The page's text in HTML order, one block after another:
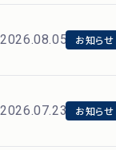
2026.08.05 お知らせ
2026.07.23 お知らせ